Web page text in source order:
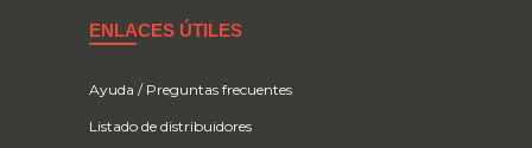
ENLACES ÚTILES
Ayuda / Preguntas frecuentes
Listado de distribuidores